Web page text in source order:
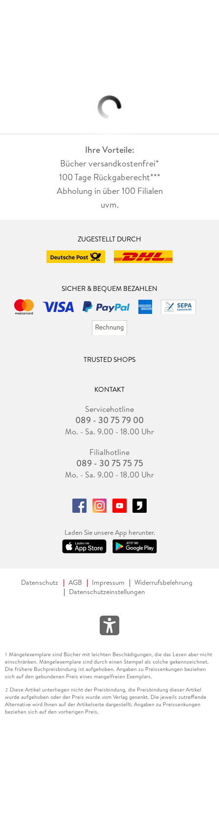
Ihre Vorteile:
Bücher versandkostenfrei*
100 Tage Rückgaberecht***
Abholung in über 100 Filialen
uvm.
ZUGESTELLT DURCH
SICHER & BEQUEM BEZAHLEN
TRUSTED SHOPS
KONTAKT
Servicehotline
089 - 30 75 79 00
Mo. - Sa. 9.00 - 18.00 Uhr
Filialhotline
089 - 30 75 75 75
Mo. - Sa. 9.00 - 18.00 Uhr
Laden Sie unsere App herunter.
Datenschutz AGB Impressum
Widerrufsbelehrung
Datenschutzeinstellungen
1 Mängelexemplare sind Bücher mit leichten Beschädigungen, die das Lesen aber nicht
einschränken. Mängelexemplare sind durch einen Stempel als solche gekennzeichnet.
Die frühere Buchpreisbindung ist aufgehoben. Angaben zu Preissenkungen beziehen
sich auf den gebundenen Preis eines mangelfreien Exemplars.
2 Diese Artikel unterliegen nicht der Preisbindung, die Preisbindung dieser Artikel
wurde aufgehoben oder der Preis wurde vom Verlag gesenkt. Die jeweils zutreffende
Alternative wird Ihnen auf der Artikelseite dargestellt. Angaben zu Preissenkungen
beziehen sich auf den vorherigen Preis.